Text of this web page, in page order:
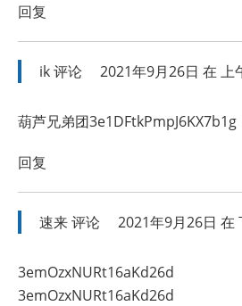
回复
ik评论 2021年9月26日 在 上
葫芦兄弟团3e1DFtkPmpJ6KX7b1g
回复
速来评论 2021年9月26日 在
3emOzxNURt16aKd26d
3emOzxNURt16aKd26d